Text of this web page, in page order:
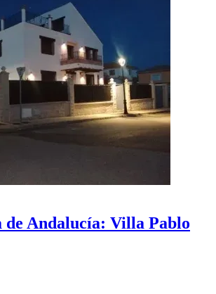
de Andalucía: Villa Pablo